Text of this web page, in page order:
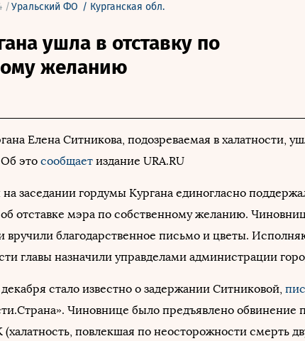
/Уральский ФО / Курганская обл.
ушла в отставку по
желанию
Елена Ситникова, подозреваемая в халатности,
Об это сообщает издание URА.RU
заседании гордумы Кургана единогласно
отставке мэра по собственному желанию.
вручили благодарственное письмо и цветы.
главы назначили управделами администрации
стало известно о задержании Ситниковой,
Чиновнице было предъявлено обвинение
(халатность, повлекшая по неосторожности смерть